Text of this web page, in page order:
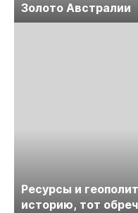
Золото Австралии
Ресурсы и
историю, тот